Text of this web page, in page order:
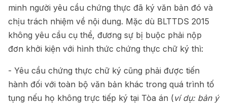
minh người yêu cầu chứng thực đã ký văn bản đó và
chịu trách nhiệm về nội dung. Mặc dù BLTTDS 2015
không yêu cầu cụ thể, đương sự bị buộc phải nộp
đơn khởi kiện với hình thức chứng thực chữ ký thì:
- Yêu cầu chứng thực chữ ký cũng phải được tiến
hành đối với toàn bộ văn bản khác trong quá trình tố
tụng nếu họ không trực tiếp ký tại Tòa án (ví dụ: bản ý